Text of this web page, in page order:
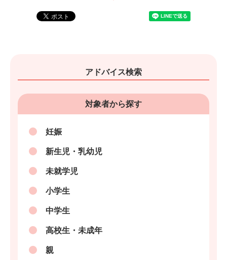
アドバイス検索
対象者から探す
妊娠
新生児・乳幼児
未就学児
小学生
中学生
高校生・未成年
親